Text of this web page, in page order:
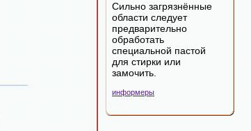
Сильно загрязнённые
области следует
предварительно
обработать
специальной пастой
для стирки или
замочить.
информеры